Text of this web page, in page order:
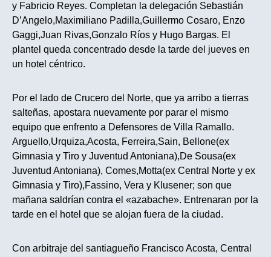
y Fabricio Reyes. Completan la delegación Sebastián
D’Angelo,Maximiliano Padilla,Guillermo Cosaro, Enzo
Gaggi,Juan Rivas,Gonzalo Ríos y Hugo Bargas. El
plantel queda concentrado desde la tarde del jueves en
un hotel céntrico.
Por el lado de Crucero del Norte, que ya arribo a tierras
salteñas, apostara nuevamente por parar el mismo
equipo que enfrento a Defensores de Villa Ramallo.
Arguello,Urquiza,Acosta, Ferreira,Sain, Bellone(ex
Gimnasia y Tiro y Juventud Antoniana),De Sousa(ex
Juventud Antoniana), Comes,Motta(ex Central Norte y ex
Gimnasia y Tiro),Fassino, Vera y Klusener; son que
mañana saldrían contra el «azabache». Entrenaran por la
tarde en el hotel que se alojan fuera de la ciudad.
Con arbitraje del santiagueño Francisco Acosta, Central